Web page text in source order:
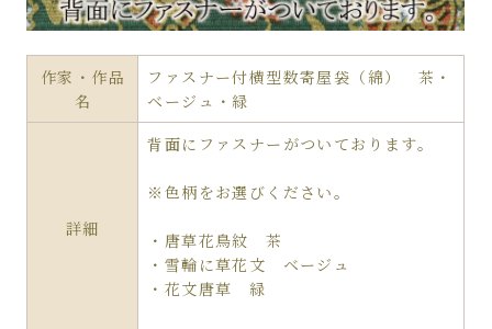
作家・作品
名
ファスナー付横型数寄屋袋（綿） 茶・
ベージュ・緑
詳細
背面にファスナーがついております。
※色柄をお選びください。
・唐草花鳥紋 茶
・雪輪に草花文 ベージュ
・花文唐草 緑